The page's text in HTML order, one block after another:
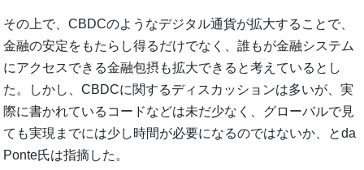
その上で、CBDCのようなデジタル通貨が拡大することで、
金融の安定をもたらし得るだけでなく、誰もが金融システム
にアクセスできる金融包摂も拡大できると考えているとし
た。しかし、CBDCに関するディスカッションは多いが、実
際に書かれているコードなどは未だ少なく、グローバルで見
ても実現までには少し時間が必要になるのではないか、とda
Ponte氏は指摘した。